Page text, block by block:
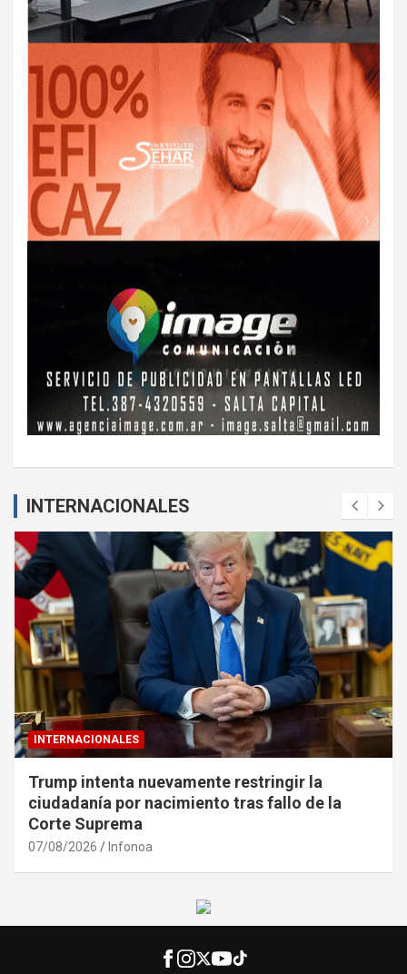
INTERNACIONALES
INTERNACIONALES
Trump intenta nuevamente restringir la
ciudadanía por nacimiento tras fallo de la
Corte Suprema
07/08/2026 Infonoa